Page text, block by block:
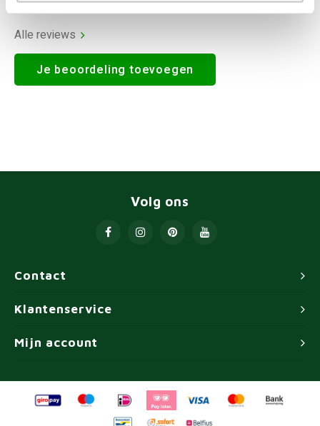
Alle reviews
Je beoordeling toevoegen
Contact
Volg ons
Klantenservice
Mijn account